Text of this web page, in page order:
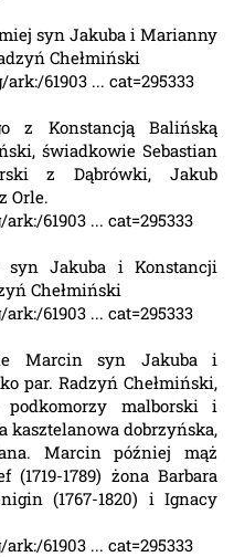
syn Jakuba i Marianny
Chełmiński
61903 ... cat=295333
z Konstancją Balińską
świadkowie Sebastian
z Dąbrówki, Jakub
Orle.
61903 ... cat=295333
syn Jakuba i Konstancji
Chełmiński
61903 ... cat=295333
Marcin syn Jakuba i
par. Radzyń Chełmiński,
podkomorzy malborski i
kasztelanowa dobrzyńska,
Marcin później mąż
1789) żona Barbara
(1767-1820) i Ignacy
61903 ... cat=295333